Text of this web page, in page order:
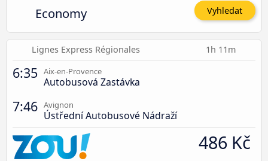
Economy Vyhledat
Lignes Express Régionales 1h 11m
6:35 Aix-en-Provence
Autobusová Zastávka
7:46 Avignon
Ústřední Autobusové Nádraží
486 Kč